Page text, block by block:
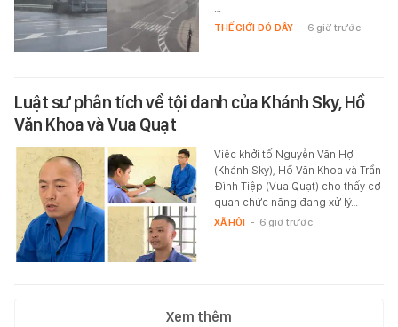
…
THẾ GIỚI ĐÓ ĐÂY - 6 giờ trước
Luật sư phân tích về tội danh của Khánh Sky, Hồ
Văn Khoa và Vua Quạt
Việc khởi tố Nguyễn Văn Hợi
(Khánh Sky), Hồ Văn Khoa và Trần
Đình Tiệp (Vua Quạt) cho thấy cơ
quan chức năng đang xử lý…
XÃ HỘI - 6 giờ trước
Xem thêm